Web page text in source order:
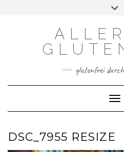
glutenfrei
DSC_7955 RESIZE